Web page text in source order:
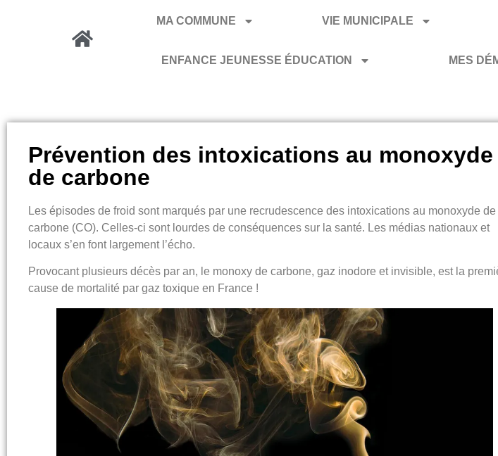
MA COMMUNE VIE MUNICIPALE
ENFANCE JEUNESSE ÉDUCATION MES
Prévention des intoxications au monoxyde
de carbone
Les épisodes de froid sont marqués par une recrudescence des intoxications au monoxyde de
carbone (CO). Celles-ci sont lourdes de conséquences sur la santé. Les médias nationaux et
locaux s’en font largement l’écho.
Provocant plusieurs décès par an, le monoxy de carbone, gaz inodore et invisible, est la
cause de mortalité par gaz toxique en France !